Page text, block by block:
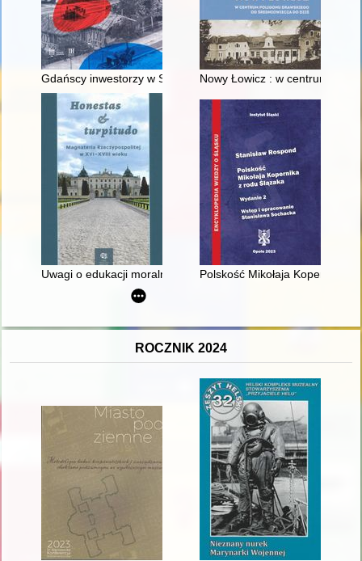
Gdańscy inwestorzy w Sopocie : prestiż finansowy i
Nowy Łowicz : w centrum
Uwagi o edukacji moralnej synów szlacheckich w XVI-
Polskość Mikołaja Kopernika z
ROCZNIK 2024